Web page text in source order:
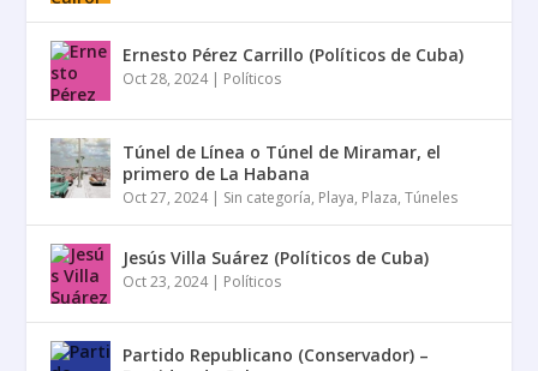
Ernesto Pérez Carrillo (Políticos de Cuba)
Oct 28, 2024| Políticos
Túnel de Línea o Túnel de Miramar, el
primero de La Habana
Oct 27, 2024| Sin categoría, Playa, Plaza,Túneles
Jesús Villa Suárez (Políticos de Cuba)
Oct 23, 2024| Políticos
Partido Republicano (Conservador) –